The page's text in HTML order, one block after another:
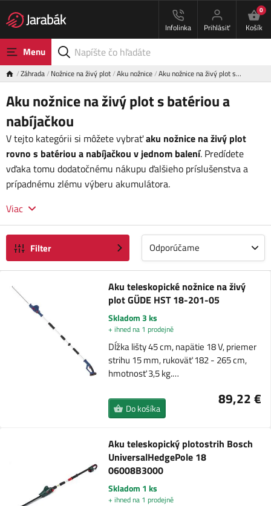
Infolinka Prihlásiť
0
Košík
Menu
Záhrada Nožnice na živý plot Aku nožnice Aku nožnice na živý plot s…
Aku nožnice na živý plot s batériou a
nabíjačkou
V tejto kategórii si môžete vybraťaku nožnice na živý plot
rovno s batériou a nabíjačkou v jednom balení. Predídete
vďaka tomu dodatočnému nákupu ďalšieho príslušenstva a
prípadnému zlému výberu akumulátora.
Viac
Filter Odporúčame
Aku teleskopické nožnice na živý
plot GÜDE HST 18-201-05
Skladom 3 ks
+ ihned na 1 prodejně
Dĺžka lišty 45 cm, napätie 18 V, priemer
strihu 15 mm, rukoväť 182 - 265 cm,
hmotnosť 3,5 kg.…
89,22 €
Do košíka
Aku teleskopický plotostrih Bosch
UniversalHedgePole 18
06008B3000
Skladom 1 ks
+ ihned na 1 prodejně